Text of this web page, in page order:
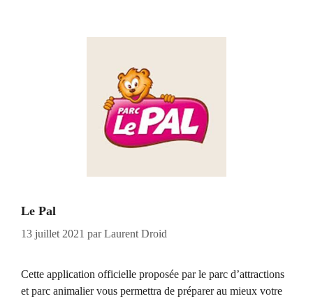
Le Pal
13 juillet 2021 parLaurent Droid
Cette application officielle proposée par le parc d’attractions
et parc animalier vous permettra de préparer au mieux votre